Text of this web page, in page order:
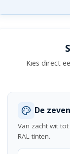
Kies direct
De
Van zacht wit
RAL-tinten.